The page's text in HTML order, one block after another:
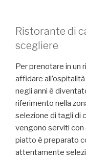
Ristorante di
scegliere
Per prenotare in un
affidare
negli anni è
riferimento nella
selezione di tagli di
vengono serviti con
piatto è preparato
attentamente